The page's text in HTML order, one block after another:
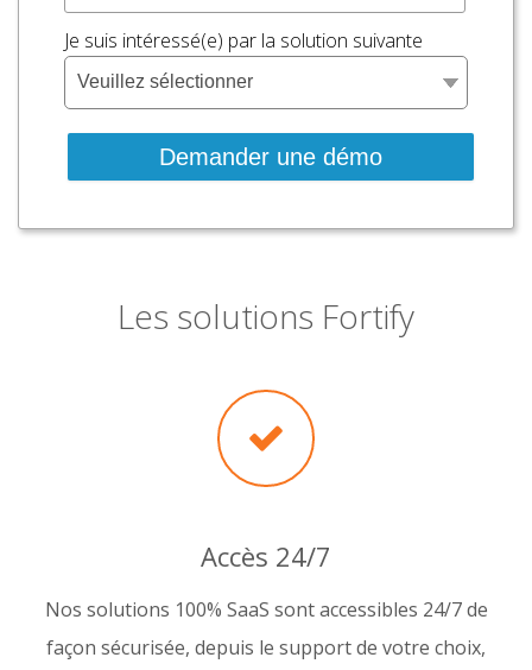
Je suis intéressé(e) par la solution suivante
Les solutions Fortify
Accès 24/7
Nos solutions 100% SaaS sont accessibles 24/7 de
façon sécurisée, depuis le support de votre choix,